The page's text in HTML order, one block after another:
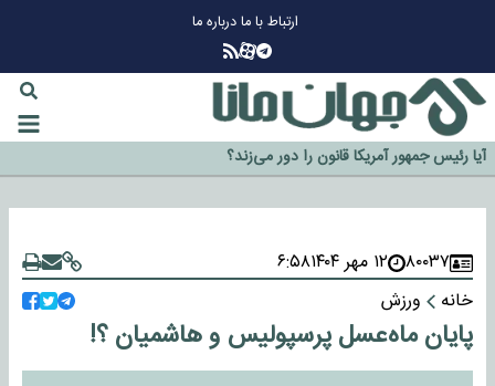
ارتباط با مادرباره ما
چرا طلا دوباره افزایشی شد؟
اخراج رسمی چهره نامدار از پرسپولیس
سازمان اطلاعات سپاه: پروژه دولت ترامپ برای مهار چین، روسیه و اروپا شکست
خورد
۸۰۰۳۷ ۱۲ مهر ۱۴۰۴
۶:۵۸
خانه
ورزش
پایان ماه‌عسل پرسپولیس و هاشمیان ؟!